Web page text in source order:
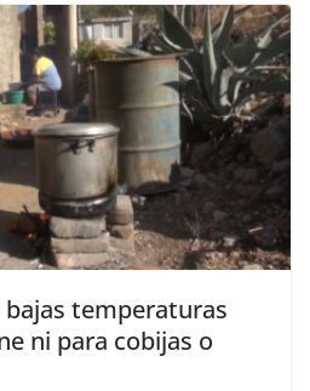
temperaturas
ni para cobijas o